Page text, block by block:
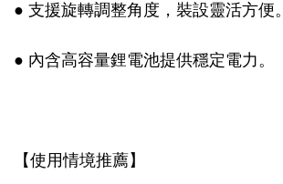
● 支援旋轉調整角度，裝設靈活方便。
● 內含高容量鋰電池提供穩定電力。
【使用情境推薦】